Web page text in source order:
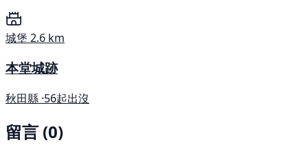
城堡 2.6 km
本堂城跡
秋田縣 ·56起出沒
留言 (0)